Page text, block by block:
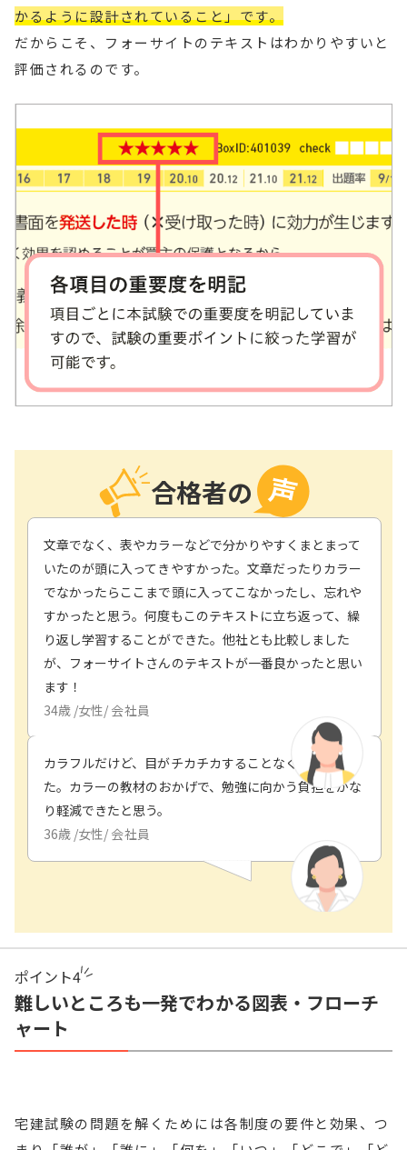
かるように設計されていること」です。
だからこそ、フォーサイトのテキストはわかりやすいと
評価されるのです。
合格者の
文章でなく、表やカラーなどで分かりやすくまとまって
いたのが頭に入ってきやすかった。文章だったりカラー
でなかったらここまで頭に入ってこなかったし、忘れや
すかったと思う。何度もこのテキストに立ち返って、繰
り返し学習することができた。他社とも比較しました
が、フォーサイトさんのテキストが一番良かったと思い
ます！
34歳 /女性/ 会社員
カラフルだけど、目がチカチカすることなく勉強でき
た。カラーの教材のおかげで、勉強に向かう負担をかな
り軽減できたと思う。
36歳 /女性/ 会社員
ポイント4
難しいところも一発でわかる図表・フローチ
ャート
宅建試験の問題を解くためには各制度の要件と効果、つ